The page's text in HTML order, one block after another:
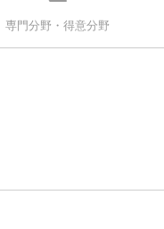
専門分野・得意分野